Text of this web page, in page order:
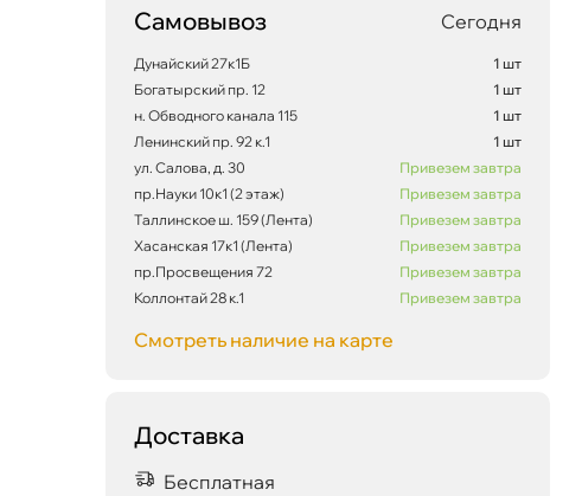
Самовывоз Сегодня
Дунайский 27к1Б
1 шт
Богатырский пр. 12
1 шт
н. Обводного канала 115
1 шт
Ленинский пр. 92 к.1
1 шт
ул. Салова, д. 30
Привезем завтра
пр.Науки 10к1 (2 этаж)
Привезем завтра
Таллинское ш. 159 (Лента)
Привезем завтра
Хасанская 17к1 (Лента)
Привезем завтра
пр.Просвещения 72
Привезем завтра
Коллонтай 28 к.1
Привезем завтра
Смотреть наличие на карте
Доставка
Бесплатная